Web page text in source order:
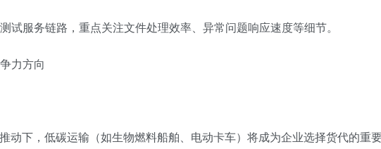
试服务链路，重点关注文件处理效率、异常问题响应速度等细节。
力方向‌
动下，低碳运输（如生物燃料船舶、电动卡车）将成为企业选择货代的重